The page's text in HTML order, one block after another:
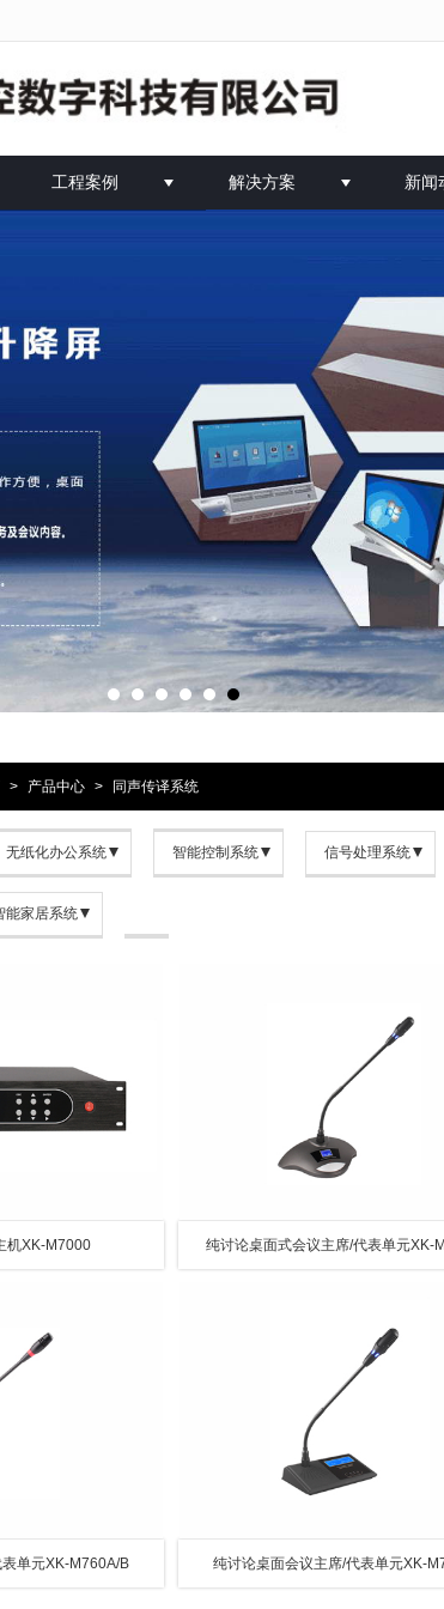
工程案例 解决方案 新闻
> 产品中心 > 同声传译系统
无纸化办公系统 智能控制系统 信号处理系统
能家居系统
机XK-M7000 纯讨论桌面式会议主席/代表单元XK-
单元XK-M760A/B 纯讨论桌面会议主席/代表单元XK-